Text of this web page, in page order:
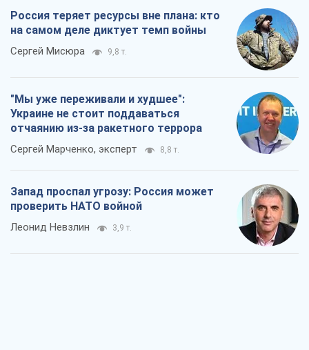
Россия теряет ресурсы вне плана: кто
на самом деле диктует темп войны
Сергей Мисюра 9,8 т.
"Мы уже переживали и худшее":
Украине не стоит поддаваться
отчаянию из-за ракетного террора
Сергей Марченко, эксперт 8,8 т.
Запад проспал угрозу: Россия может
проверить НАТО войной
Леонид Невзлин 3,9 т.